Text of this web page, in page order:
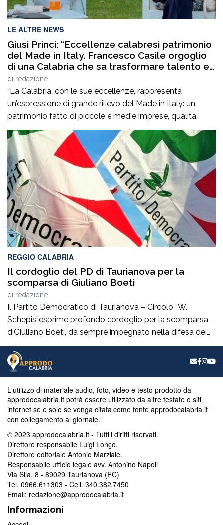
LE ALTRE NEWS
Giusi Princi: “Eccellenze calabresi patrimonio
del Made in Italy. Francesco Casile orgoglio
di una Calabria che sa trasformare talento e
competenze in valore”
di redazione
“La Calabria, con le sue eccellenze, rappresenta
un’espressione di grande rilievo del Made in Italy: un
patrimonio fatto di piccole e medie imprese, qualità
artigiane, saperi produttivi, creatività e competenze
capaci di tradurre l’identità dei territori in valore
riconosciuto in Italia e all’estero”. Lo afferma
l’europarlamentare Giusi Princi, intervenuta all’incontro di
presentazione del libro “Realtà […]
REGGIO CALABRIA
Il cordoglio del PD di Taurianova per la
scomparsa di Giuliano Boeti
di redazione
Il Partito Democratico di Taurianova – Circolo “W.
Schepis”esprime profondo cordoglio per la scomparsa
diGiuliano Boeti, da sempre impegnato nella difesa dei
valori democratici e antifascisti. Fondatore della sezione
ANPI di Taurianova e suo primo presidente,ha contribuito
con passione e coerenza alla vita civile e culturale della
memoria storica […]
L'utilizzo di materiale audio, foto, video e testo prodotto da
approdocalabria.it potrà essere utilizzato da altre testate o siti
internet se e solo se venga citata come fonte approdocalabria.it
con collegamento al giornale.
© 2023 approdocalabria.it - Tutti i diritti riservati.
Direttore responsabile Luigi Longo.
Direttore editoriale Antonio Marziale.
Responsabile ufficio legale avv. Antonino Napoli
Via Sila, 8 - 89029 Taurianova (RC)
Tel. 0966.611303 - Cell. 340.382.7450
Email: redazione@approdocalabria.it
Informazioni